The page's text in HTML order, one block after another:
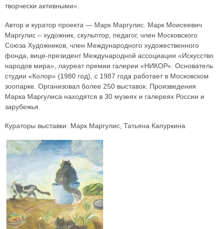
творчески активными».
Автор и куратор проекта — Марк Маргулис. Марк Моисеевич
Маргулис – художник, скульптор, педагог, член Московского
Союза Художников, член Международного художественного
фонда, вице-президент Международной ассоциации «Искусство
народов мира», лауреат премии галереи «НИКОР». Основатель
студии «Колор» (1980 год), с 1987 года работает в Московском
зоопарке. Организовал более 250 выставок. Произведения
Марка Маргулиса находятся в 30 музеях и галереях России и
зарубежья.
Кураторы выставки: Марк Маргулис, Татьяна Капуркина